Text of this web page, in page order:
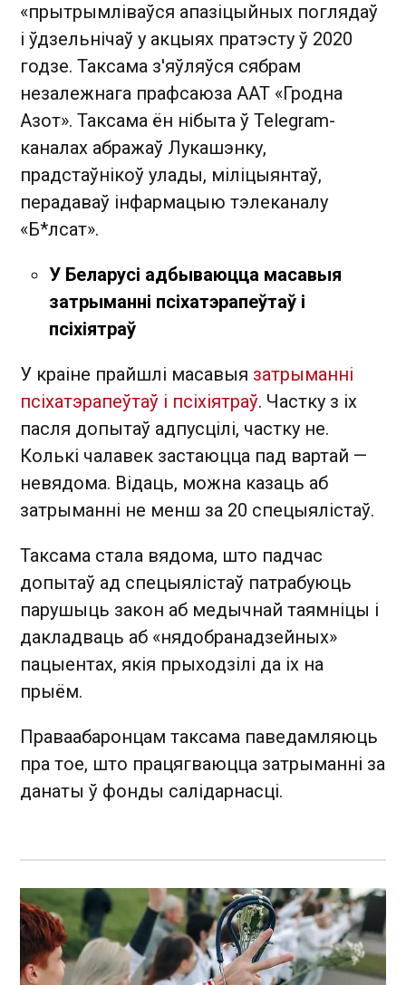
«прытрымліваўся апазіцыйных поглядаў
і ўдзельнічаў у акцыях пратэсту ў 2020
годзе. Таксама з'яўляўся сябрам
незалежнага прафсаюза ААТ «Гродна
Азот». Таксама ён нібыта ў Telegram-
каналах абражаў Лукашэнку,
прадстаўнікоў улады, міліцыянтаў,
перадаваў інфармацыю тэлеканалу
«Б*лсат».
У Беларусі адбываюцца масавыя
затрыманні псіхатэрапеўтаў і
псіхіятраў
У краіне прайшлі масавыя затрыманні
псіхатэрапеўтаў і псіхіятраў. Частку з іх
пасля допытаў адпусцілі, частку не.
Колькі чалавек застаюцца пад вартай —
невядома. Відаць, можна казаць аб
затрыманні не менш за 20 спецыялістаў.
Таксама стала вядома, што падчас
допытаў ад спецыялістаў патрабуюць
парушыць закон аб медычнай таямніцы і
дакладваць аб «нядобранадзейных»
пацыентах, якія прыходзілі да іх на
прыём.
Праваабаронцам таксама паведамляюць
пра тое, што працягваюцца затрыманні за
данаты ў фонды салідарнасці.